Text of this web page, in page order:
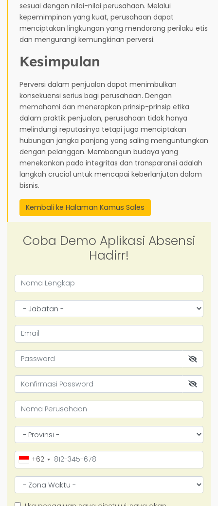
sesuai dengan nilai-nilai perusahaan. Melalui
kepemimpinan yang kuat, perusahaan dapat
menciptakan lingkungan yang mendorong perilaku etis
dan mengurangi kemungkinan perversi.
Kesimpulan
Perversi dalam penjualan dapat menimbulkan
konsekuensi serius bagi perusahaan. Dengan
memahami dan menerapkan prinsip-prinsip etika
dalam praktik penjualan, perusahaan tidak hanya
melindungi reputasinya tetapi juga menciptakan
hubungan jangka panjang yang saling menguntungkan
dengan pelanggan. Membangun budaya yang
menekankan pada integritas dan transparansi adalah
langkah crucial untuk mencapai keberlanjutan dalam
bisnis.
Kembali ke Halaman Kamus Sales